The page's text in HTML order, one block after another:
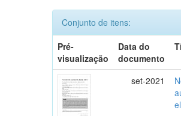
Conjunto de itens:
Pré-
visualização
Data do
documento
set-2021